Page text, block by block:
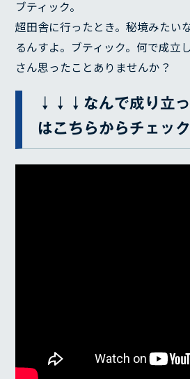
ブティック。
超田舎に行ったとき。秘境みたい
るんすよ。ブティック。何で成立
さん思ったことありませんか？
↓↓↓なんで成り立っ
はこちらからチェッ